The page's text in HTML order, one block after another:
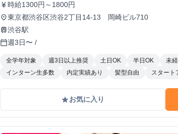
currency_yen時給1300円～1800円
place東京都渋谷区渋谷2丁目14-13 岡崎ビル710
train渋谷駅
calendar_today週3日〜 /
全学年対象 週3日以上推奨 土日OK 半日OK 未
インターン生多数
内定実績あり 髪型自由 スタート
gradeお気に入り